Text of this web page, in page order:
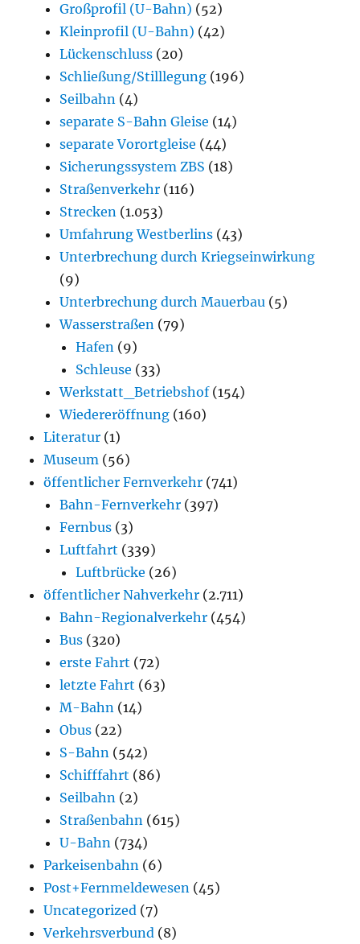
Großprofil (U-Bahn) (52)
Kleinprofil (U-Bahn) (42)
Lückenschluss (20)
Schließung/Stilllegung (196)
Seilbahn (4)
separate S-Bahn Gleise (14)
separate Vorortgleise (44)
Sicherungssystem ZBS (18)
Straßenverkehr (116)
Strecken (1.053)
Umfahrung Westberlins (43)
Unterbrechung durch Kriegseinwirkung
(9)
Unterbrechung durch Mauerbau (5)
Wasserstraßen (79)
Hafen (9)
Schleuse (33)
Werkstatt_Betriebshof(154)
Wiedereröffnung (160)
Literatur (1)
Museum (56)
öffentlicher Fernverkehr (741)
Bahn-Fernverkehr (397)
Fernbus (3)
Luftfahrt (339)
Luftbrücke (26)
öffentlicher Nahverkehr (2.711)
Bahn-Regionalverkehr (454)
Bus (320)
erste Fahrt (72)
letzte Fahrt (63)
M-Bahn (14)
Obus (22)
S-Bahn (542)
Schifffahrt (86)
Seilbahn (2)
Straßenbahn (615)
U-Bahn (734)
Parkeisenbahn (6)
Post+Fernmeldewesen (45)
Uncategorized (7)
Verkehrsverbund (8)